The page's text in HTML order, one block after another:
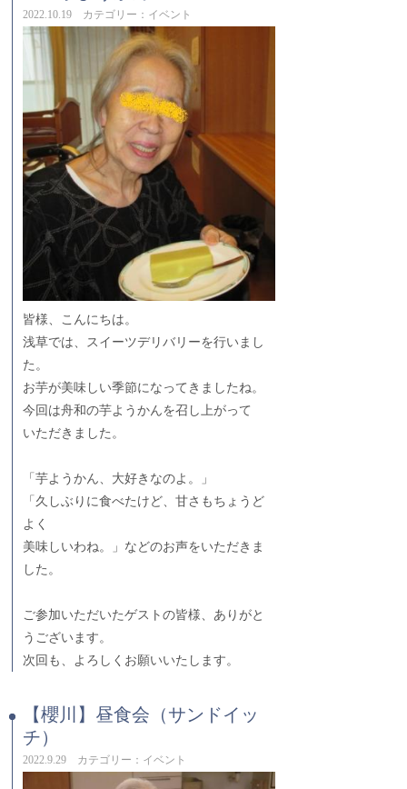
2022.10.19 カテゴリー：イベント
皆様、こんにちは。
浅草では、スイーツデリバリーを行いまし
た。
お芋が美味しい季節になってきましたね。
今回は舟和の芋ようかんを召し上がって
いただきました。
「芋ようかん、大好きなのよ。」
「久しぶりに食べたけど、甘さもちょうど
よく
美味しいわね。」などのお声をいただきま
した。
ご参加いただいたゲストの皆様、ありがと
うございます。
次回も、よろしくお願いいたします。
【櫻川】昼食会（サンドイッ
チ）
2022.9.29 カテゴリー：イベント